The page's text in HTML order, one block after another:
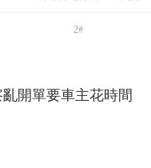
2#
開單要車主花時間